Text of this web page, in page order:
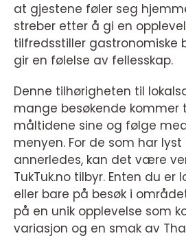
at gjestene føler seg
streber etter å gi en
tilfredsstiller gastronomiske
gir en følelse av fellesskap.
Denne tilhørigheten til
mange besøkende kommer
måltidene sine og følge
menyen. For de som har
annerledes, kan det være
TukTuk.no tilbyr. Enten du er
eller bare på besøk i
på en unik opplevelse som
variasjon og en smak av